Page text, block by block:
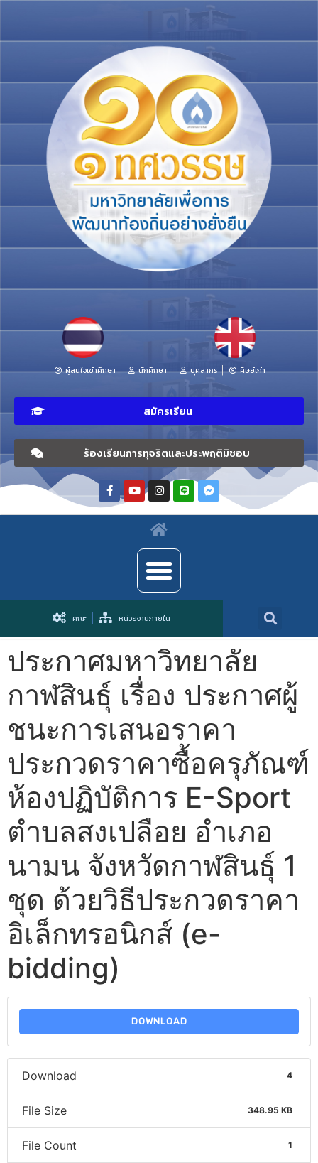
ผู้สนใจเข้าศึกษา นักศึกษา บุคลากร ศิษย์เก่า
สมัครเรียน
ร้องเรียนการทุจริตและประพฤติมิชอบ
คณะ หน่วยงานภายใน
ประกาศมหาวิทยาลัย
กาฬสินธุ์ เรื่อง ประกาศผู้
ชนะการเสนอราคา
ประกวดราคาซื้อครุภัณฑ์
ห้องปฏิบัติการ E-Sport
ตำบลสงเปลือย อำเภอ
นามน จังหวัดกาฬสินธุ์ 1
ชุด ด้วยวิธีประกวดราคา
อิเล็กทรอนิกส์ (e-
bidding)
DOWNLOAD
Download 4
File Size 348.95 KB
File Count 1